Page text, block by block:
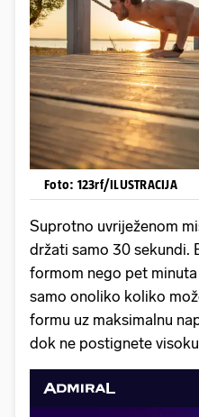
Foto: 123rf/ILUSTRACIJA
Suprotno uvriježenom
držati samo 30 sekundi.
formom nego pet
samo onoliko koliko
formu uz maksimalnu
dok ne postignete